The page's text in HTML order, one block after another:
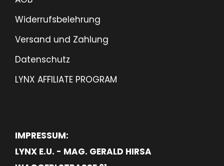
Widerrufsbelehrung
Versand und Zahlung
Datenschutz
LYNX AFFILIATE PROGRAM
IMPRESSUM:
LYNX E.U. - MAG. GERALD HIRSA